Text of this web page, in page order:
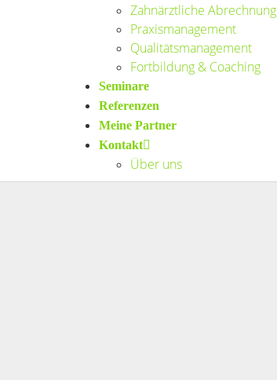
Zahnärztliche Abrechnung
Praxismanagement
Qualitätsmanagement
Fortbildung & Coaching
Seminare
Referenzen
Meine Partner
Kontakt
Über uns